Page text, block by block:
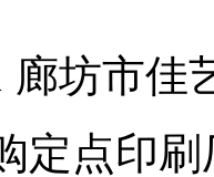
廊坊市
定点印